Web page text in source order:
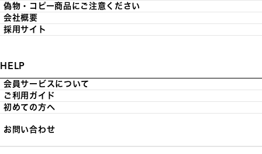
偽物・コピー商品にご注意ください
会社概要
採用サイト
HELP
会員サービスについて
ご利用ガイド
初めての方へ
お問い合わせ